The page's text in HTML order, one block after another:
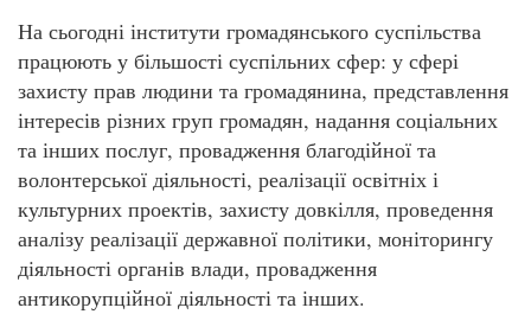
На сьогодні інститути громадянського суспільства
працюють у більшості суспільних сфер: у сфері
захисту прав людини та громадянина, представлення
інтересів різних груп громадян, надання соціальних
та інших послуг, провадження благодійної та
волонтерської діяльності, реалізації освітніх і
культурних проектів, захисту довкілля, проведення
аналізу реалізації державної політики, моніторингу
діяльності органів влади, провадження
антикорупційної діяльності та інших.